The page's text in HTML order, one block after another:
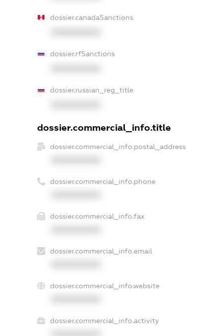
dossier.canadaSanctions
dossier.rfSanctions
dossier.russian_reg_title
dossier.commercial_info.title
dossier.commercial_info.postal_address
dossier.commercial_info.phone
dossier.commercial_info.fax
dossier.commercial_info.email
dossier.commercial_info.website
dossier.commercial_info.activity